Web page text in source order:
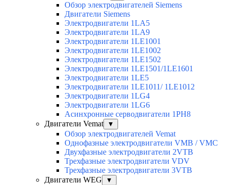
Обзор электродвигателей Siemens
Двигатели Siemens
Электродвигатели 1LA5
Электродвигатели 1LA9
Электродвигатели 1LE1001
Электродвигатели 1LE1002
Электродвигатели 1LE1502
Электродвигатели 1LE1501/1LE1601
Электродвигатели 1LE5
Электродвигатели 1LE1011/ 1LE1012
Электродвигатели 1LG4
Электродвигатели 1LG6
Асинхронные серводвигатели 1PH8
Двигатели Vemat
▼
Обзор электродвигателей Vemat
Однофазные электродвигатели VMB / VMC
Двухфазные электродвигатели 2VTB
Трехфазные электродвигатели VDV
Трехфазные электродвигатели 3VTB
Двигатели WEG
▼